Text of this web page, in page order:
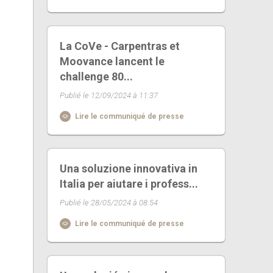
La CoVe - Carpentras et
Moovance lancent le
challenge 80...
Publié le 12/09/2024 à 11:37
Lire le communiqué de presse
Una soluzione innovativa in
Italia per aiutare i profess...
Publié le 28/05/2024 à 08:54
Lire le communiqué de presse